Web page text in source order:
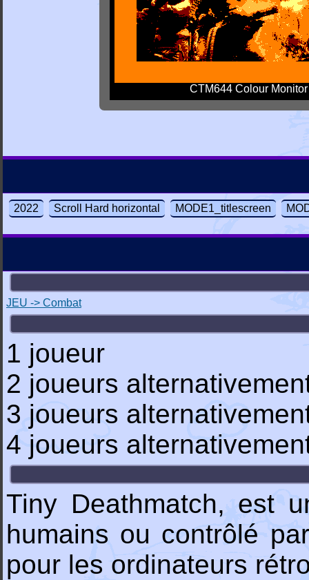
CTM644 Colour Monitor
2022 Scroll Hard horizontal MODE1_titlescreen
JEU -> Combat
1 joueur
2 joueurs
3 joueurs
4 joueurs
Tiny Deathmatch, est
humains ou contrôlé
pour les ordinateurs